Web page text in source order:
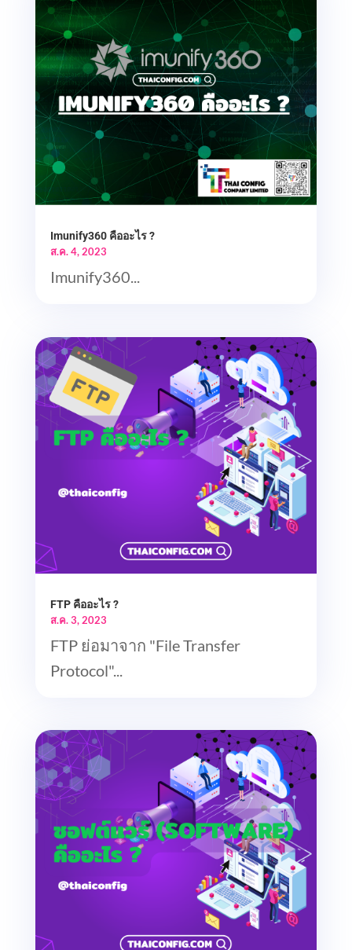
Imunify360 คืออะไร ?
ส.ค. 4, 2023
Imunify360...
FTP คืออะไร ?
ส.ค. 3, 2023
FTP ย่อมาจาก "File Transfer
Protocol"...